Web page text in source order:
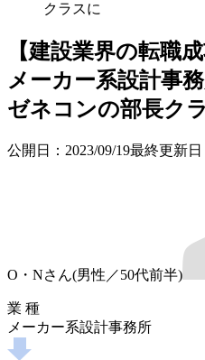
クラスに
【建設業界の転職成
メーカー系設計事
ゼネコンの部長ク
公開日： 2023/09/19最終更新日
O・Nさん(男性／50代前半)
業 種
メーカー系設計事務所